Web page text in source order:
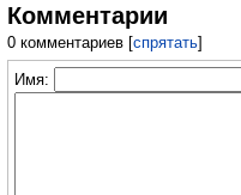
Комментарии
0 комментариев[спрятать]
Имя: